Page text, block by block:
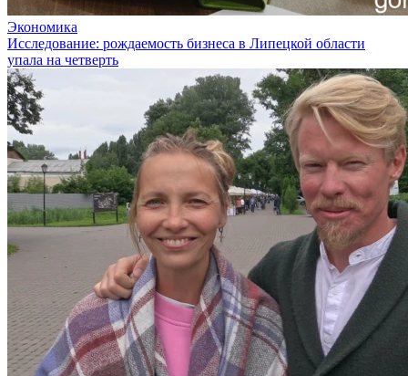
Экономика
Исследование: рождаемость бизнеса в Липецкой области
упала на четверть